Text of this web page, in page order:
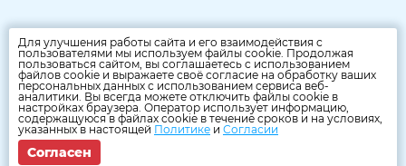
Для улучшения работы сайта и его взаимодействия с
пользователями мы используем файлы cookie. Продолжая
пользоваться сайтом, вы соглашаетесь с использованием
файлов cookie и выражаете своё согласие на обработку ваших
персональных данных с использованием сервиса веб-
аналитики. Вы всегда можете отключить файлы cookie в
настройках браузера. Оператор использует информацию,
содержащуюся в файлах cookie в течение сроков и на условиях,
указанных в настоящей Политике и Согласии
Согласен